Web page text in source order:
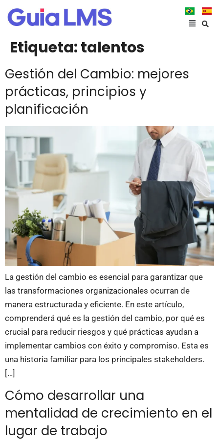
Etiqueta:talentos
Gestión del Cambio: mejores
prácticas, principios y
planificación
La gestión del cambio es esencial para garantizar que
las transformaciones organizacionales ocurran de
manera estructurada y eficiente. En este artículo,
comprenderá qué es la gestión del cambio, por qué es
crucial para reducir riesgos y qué prácticas ayudan a
implementar cambios con éxito y compromiso. Esta es
una historia familiar para los principales stakeholders.
[…]
Cómo desarrollar una
mentalidad de crecimiento en el
lugar de trabajo